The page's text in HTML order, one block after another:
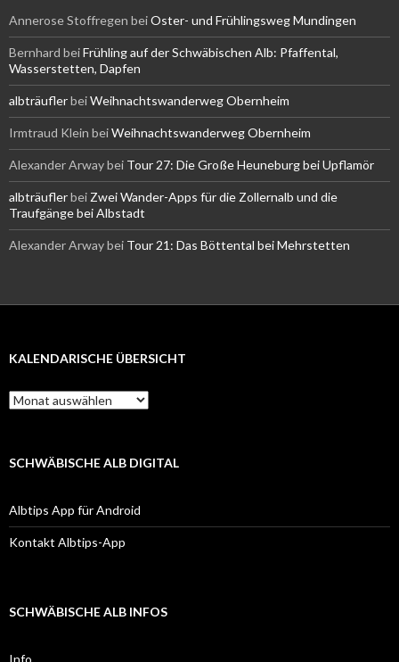
Annerose Stoffregen beiOster- und Frühlingsweg Mundingen
Bernhard beiFrühling auf der Schwäbischen Alb: Pfaffental,
Wasserstetten, Dapfen
albträuflerbeiWeihnachtswanderweg Obernheim
Irmtraud Klein beiWeihnachtswanderweg Obernheim
Alexander Arwaybei Tour 27: Die Große Heuneburg bei Upflamör
albträuflerbei Zwei Wander-Apps für die Zollernalb und die
Traufgänge bei Albstadt
Alexander Arwaybei Tour 21: Das Böttental bei Mehrstetten
KALENDARISCHE ÜBERSICHT
Kalendarische
Übersicht
SCHWÄBISCHE ALB DIGITAL
Albtips App für Android
Kontakt Albtips-App
SCHWÄBISCHE ALB INFOS
Info